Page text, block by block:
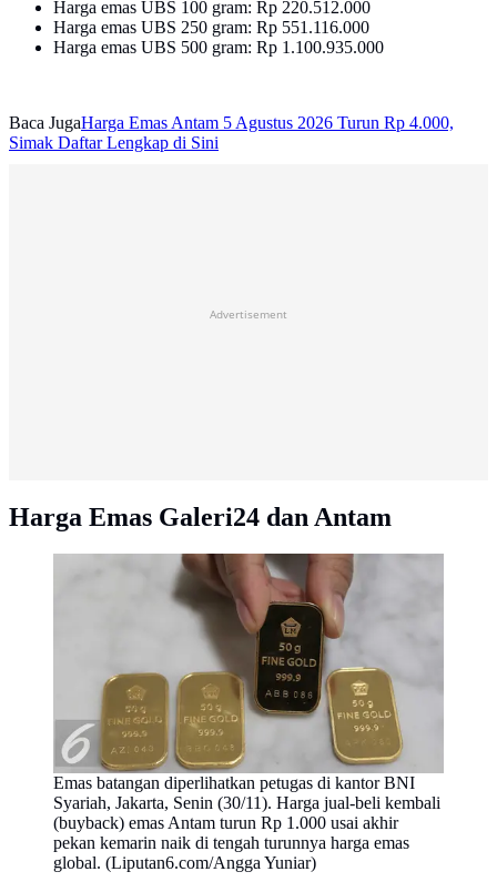
Harga emas UBS 100 gram: Rp 220.512.000‎
Harga emas UBS 250 gram: Rp 551.116.000 ‎
Harga emas UBS 500 gram: Rp 1.100.935.000
Baca JugaHarga Emas Antam 5 Agustus 2026 Turun Rp 4.000,
Simak Daftar Lengkap di Sini
Advertisement
Harga Emas Galeri24 dan Antam
Emas batangan diperlihatkan petugas di kantor BNI
Syariah, Jakarta, Senin (30/11). Harga jual-beli kembali
(buyback) emas Antam turun Rp 1.000 usai akhir
pekan kemarin naik di tengah turunnya harga emas
global. (Liputan6.com/Angga Yuniar)